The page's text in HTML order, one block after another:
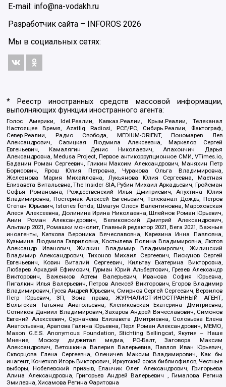
E-mail: info@na-vodakh.ru
Разработчик сайта – INFOROS 2026
Мы в социальных сетях:
* Реестр иностранных средств массовой информации,
выполняющих функции иностранного агента:
Голос Америки, Idel.Реалии, Кавказ.Реалии, Крым.Реалии, Телеканал
Настоящее Время, Azatliq Radiosi, PCE/PC, Сибирь.Реалии, Фактограф,
Север.Реалии, Радио Свобода, MEDIUM-ORIENT, Пономарев Лев
Александрович, Савицкая Людмила Алексеевна, Маркелов Сергей
Евгеньевич, Камалягин Денис Николаевич, Апахончич Дарья
Александровна, Medusa Project, Первое антикоррупционное СМИ, VTimes.io,
Баданин Роман Сергеевич, Гликин Максим Александрович, Маняхин Петр
Борисович, Ярош Юлия Петровна, Чуракова Ольга Владимировна,
Железнова Мария Михайловна, Лукьянова Юлия Сергеевна, Маетная
Елизавета Витальевна, The Insider SIA, Рубин Михаил Аркадьевич, Гройсман
Софья Романовна, Рождественский Илья Дмитриевич, Апухтина Юлия
Владимировна, Постернак Алексей Евгеньевич, Телеканал Дождь, Петров
Степан Юрьевич, Istories fonds, Шмагун Олеся Валентиновна, Мароховская
Алеся Алексеевна, Долинина Ирина Николаевна, Шлейнов Роман Юрьевич,
Анин Роман Александрович, Великовский Дмитрий Александрович,
Альтаир 2021, Ромашки монолит, Главный редактор 2021, Вега 2021, Важные
иноагенты, Каткова Вероника Вячеславовна, Карезина Инна Павловна,
Кузьмина Людмила Гавриловна, Костылева Полина Владимировна, Лютов
Александр Иванович, Жилкин Владимир Владимирович, Жилинский
Владимир Александрович, Тихонов Михаил Сергеевич, Пискунов Сергей
Евгеньевич, Ковин Виталий Сергеевич, Кильтау Екатерина Викторовна,
Любарев Аркадий Ефимович, Гурман Юрий Альбертович, Грезев Александр
Викторович, Важенков Артем Валерьевич, Иванова София Юрьевна,
Пигалкин Илья Валерьевич, Петров Алексей Викторович, Егоров Владимир
Владимирович, Гусев Андрей Юрьевич, Смирнов Сергей Сергеевич, Верзилов
Петр Юрьевич, ЗП, Зона права, ЖУРНАЛИСТ-ИНОСТРАННЫЙ АГЕНТ,
Вольтская Татьяна Анатольевна, Клепиковская Екатерина Дмитриевна,
Сотников Даниил Владимирович, Захаров Андрей Вячеславович, Симонов
Евгений Алексеевич, Сурначева Елизавета Дмитриевна, Соловьева Елена
Анатольевна, Арапова Галина Юрьевна, Перл Роман Александрович, МЕМО,
Mason G.E.S. Anonymous Foundation, Stichting Bellingcat, Якутия – Наше
Мнение, Москоу диджитал медиа, РС-Балт, Заговора Максим
Александрович, Ветошкина Валерия Валерьевна, Павлов Иван Юрьевич,
Скворцова Елена Сергеевна, Оленичев Максим Владимирович, Как бы
инагент, Кочетков Игорь Викторович, Иркутский союз библиофилов, Честные
выборы, Нобелевский призыв, Еланчик Олег Александрович, Григорьева
Алина Александровна, Григорьев Андрей Валерьевич , Гималова Регина
Эмилевна, Хисамова Регина Фаритовна